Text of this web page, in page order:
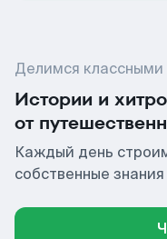
Делимся
Истории и
от
Каждый день
собственные